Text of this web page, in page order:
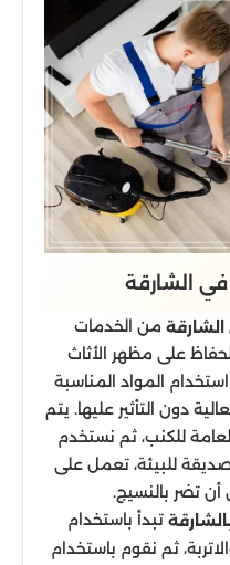
الشارقة
من الخدمات
على مظهر الأثاث
المواد المناسبة
دون التأثير عليها. يتم
للكنب، ثم نستخدم
للبيئة، تعمل على
أن تضر بالنسيج.
تبدأ باستخدام
ثم نقوم باستخدام